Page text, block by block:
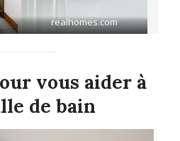
realhomes.com
vous aider à
de bain